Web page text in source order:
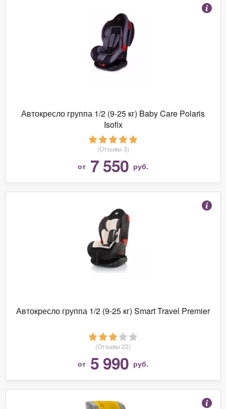
Автокресло группа 1/2 (9-25 кг) Baby Care Polaris
Isofix
(Отзывы 3)
от 7 550 руб.
Автокресло группа 1/2 (9-25 кг) Smart Travel Premier
(Отзывы 22)
от 5 990 руб.